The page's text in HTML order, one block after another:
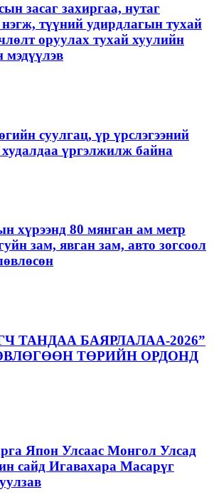
засаг захиргаа, нутаг
нэгж, түүний удирдлагын тухай
оруулах тухай хуулийн
мэдүүлэв
суулгац, үр үрслэгээний
худалдаа үргэлжилж байна
хүрээнд 80 мянган ам метр
зам, явган зам, авто зогсоол
ТАНДАА БАЯРЛАЛАА-2026”
ТӨРИЙН ОРДОНД
Япон Улсаас Монгол Улсад
сайд Игавахара Масарүг